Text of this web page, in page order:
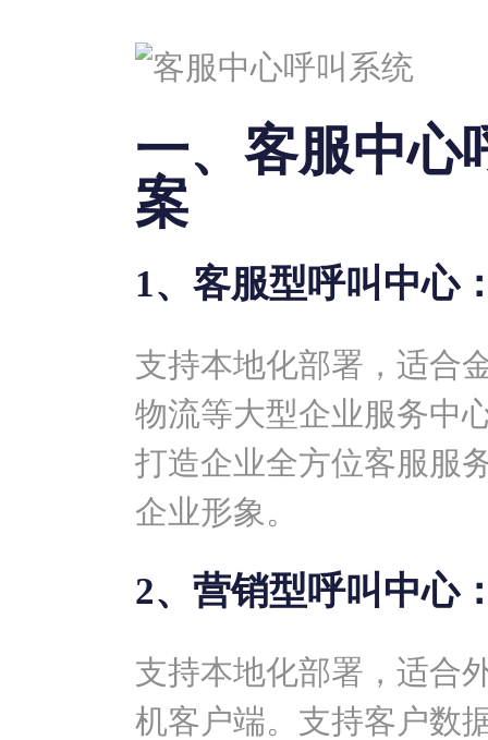
一、客服中心
案
1、客服型呼叫中心
支持本地化部署，适合
物流等大型企业服务中
打造企业全方位客服服
企业形象。
2、营销型呼叫中心
支持本地化部署，适合
机客户端。支持客户数